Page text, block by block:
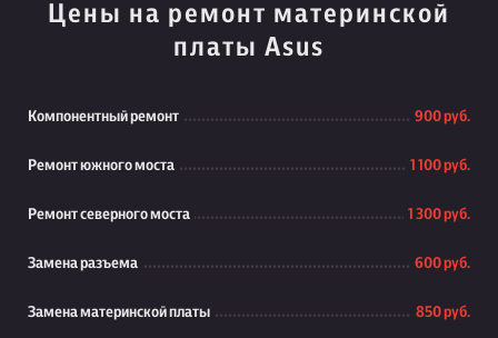
Цены на ремонт материнской
платы Asus
Компонентный ремонт 900 руб.
Ремонт южного моста 1 100 руб.
Ремонт северного моста 1 300 руб.
Замена разъема 600 руб.
Замена материнской платы 850 руб.